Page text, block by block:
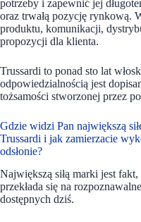
potrzeby i zapewnić jej
oraz trwałą pozycję rynkową.
produktu, komunikacji,
propozycji dla klienta.
Trussardi to ponad sto lat
odpowiedzialnością jest
tożsamości stworzonej przez
Gdzie widzi Pan największą
Trussardi i jak zamierzacie
odsłonie?
Największą siłą marki jest
przekłada się na
dostępnych dziś.